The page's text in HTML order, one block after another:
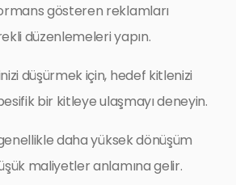
gösteren reklamları
düzenlemeleri yapın.
düşürmek için, hedef kitlenizi
bir kitleye ulaşmayı deneyin.
daha yüksek dönüşüm
maliyetler anlamına gelir.